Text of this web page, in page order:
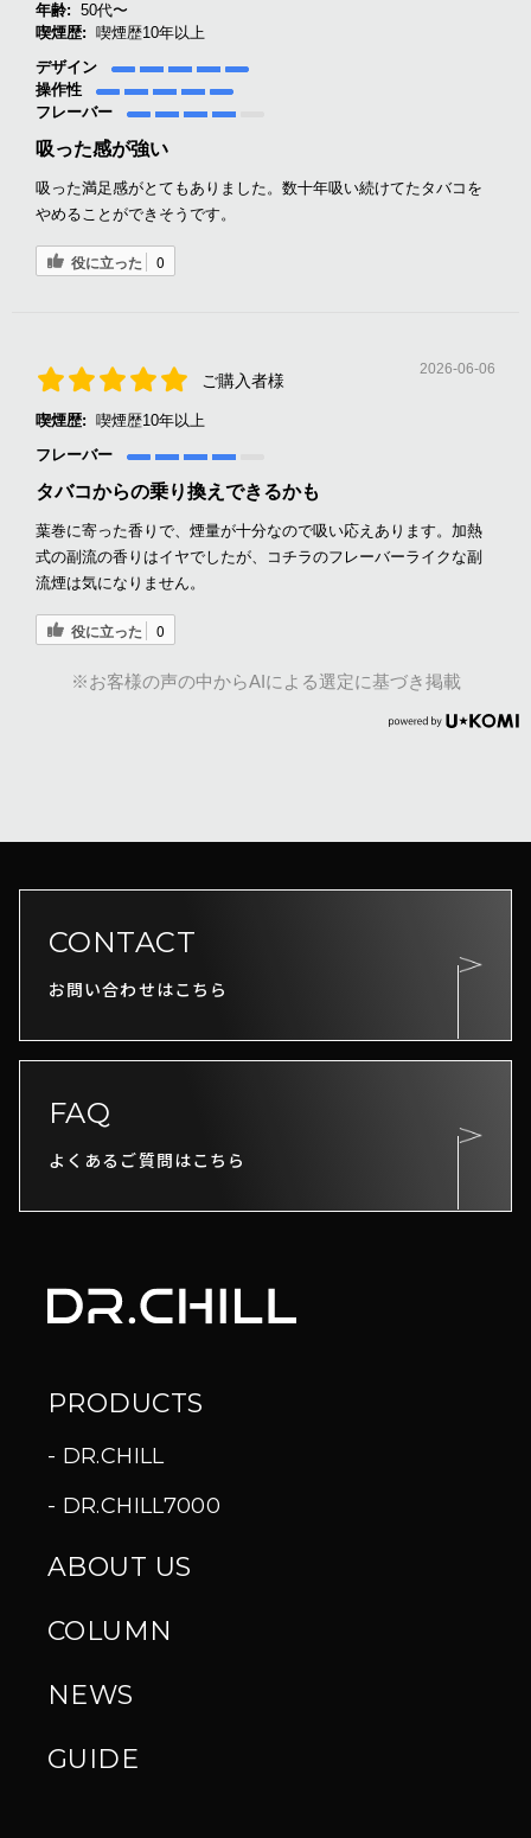
年齢: 50代〜
喫煙歴: 喫煙歴10年以上
デザイン
操作性
フレーバー
吸った感が強い
吸った満足感がとてもありました。数十年吸い続けてたタバコを
やめることができそうです。
役に立った 0
ご購入者様
2026-06-06
喫煙歴: 喫煙歴10年以上
フレーバー
タバコからの乗り換えできるかも
葉巻に寄った香りで、煙量が十分なので吸い応えあります。加熱
式の副流の香りはイヤでしたが、コチラのフレーバーライクな副
流煙は気になりません。
役に立った 0
CONTACT
お問い合わせはこちら
FAQ
よくあるご質問はこちら
PRODUCTS
DR.CHILL
DR.CHILL7000
ABOUT US
COLUMN
NEWS
GUIDE